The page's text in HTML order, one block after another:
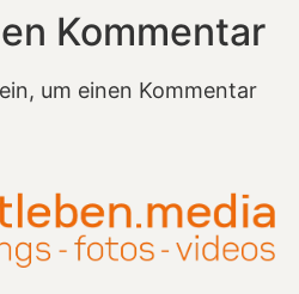
Kommentar
um einen Kommentar